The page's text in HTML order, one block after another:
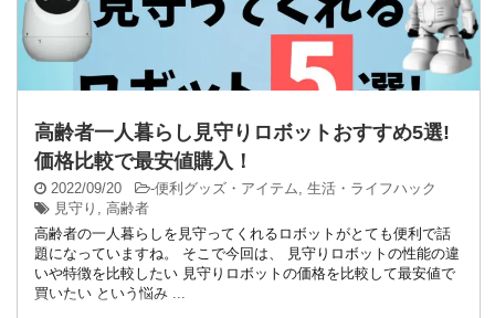
高齢者一人暮らし見守りロボットおすすめ5選!
価格比較で最安値購入！
2022/09/20 -便利グッズ・アイテム, 生活・ライフハック
見守り , 高齢者
高齢者の一人暮らしを見守ってくれるロボットがとても便利で話
題になっていますね。 そこで今回は、 見守りロボットの性能の違
いや特徴を比較したい 見守りロボットの価格を比較して最安値で
買いたい という悩み ...